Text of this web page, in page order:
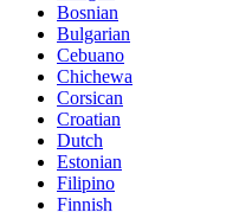
Bosnian
Bulgarian
Cebuano
Chichewa
Corsican
Croatian
Dutch
Estonian
Filipino
Finnish